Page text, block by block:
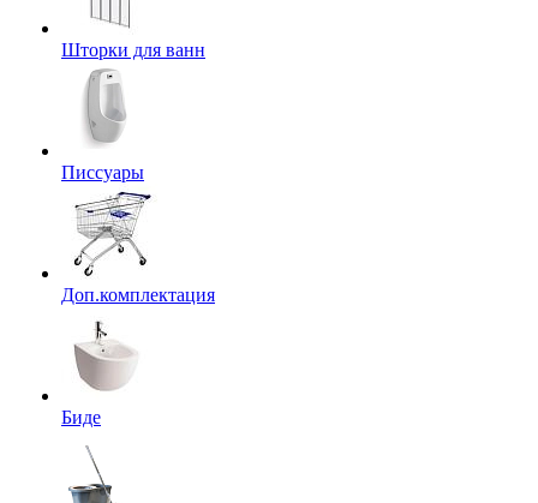
Шторки для ванн
Писсуары
Доп.комплектация
Биде